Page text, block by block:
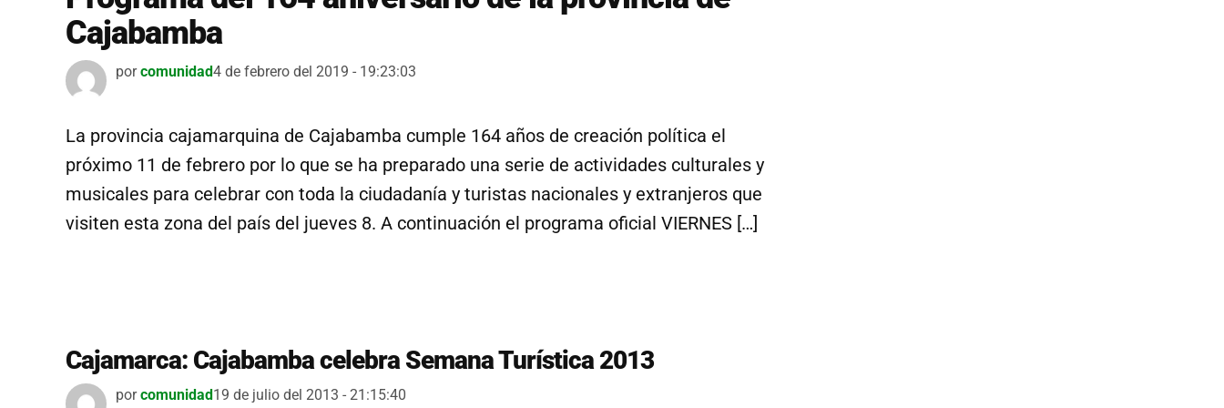
Cajabamba
por comunidad4 de febrero del 2019 - 19:23:03
La provincia cajamarquina de Cajabamba cumple 164 años de creación política el
próximo 11 de febrero por lo que se ha preparado una serie de actividades culturales y
musicales para celebrar con toda la ciudadanía y turistas nacionales y extranjeros que
visiten esta zona del país del jueves 8. A continuación el programa oficial VIERNES […]
Cajamarca: Cajabamba celebra Semana Turística 2013
por comunidad19 de julio del 2013 - 21:15:40